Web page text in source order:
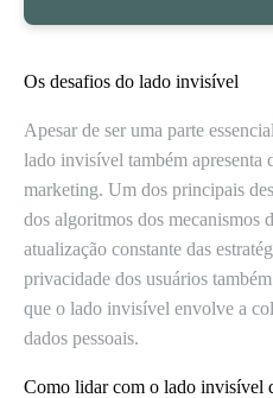
Os desafios do lado invisível
Apesar de ser uma parte
lado invisível também apresenta
marketing. Um dos principais
dos algoritmos dos mecanismos
atualização constante das
privacidade dos usuários
que o lado invisível envolve a
dados pessoais.
Como lidar com o lado invisível